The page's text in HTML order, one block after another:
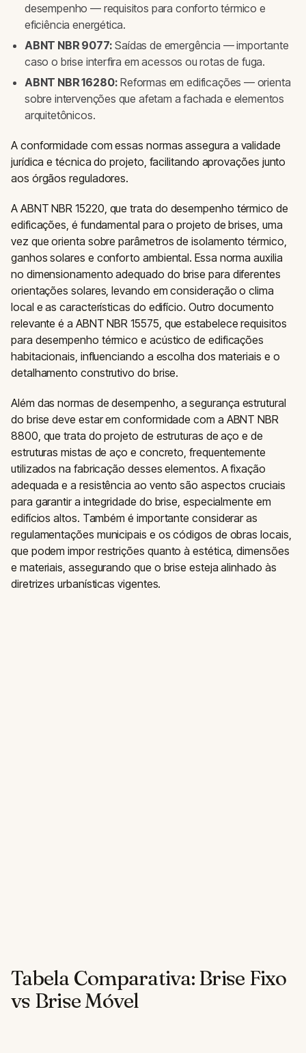
desempenho — requisitos para conforto térmico e
eficiência energética.
ABNT NBR 9077: Saídas de emergência — importante
caso o brise interfira em acessos ou rotas de fuga.
ABNT NBR 16280: Reformas em edificações — orienta
sobre intervenções que afetam a fachada e elementos
arquitetônicos.
A conformidade com essas normas assegura a validade
jurídica e técnica do projeto, facilitando aprovações junto
aos órgãos reguladores.
A ABNT NBR 15220, que trata do desempenho térmico de
edificações, é fundamental para o projeto de brises, uma
vez que orienta sobre parâmetros de isolamento térmico,
ganhos solares e conforto ambiental. Essa norma auxilia
no dimensionamento adequado do brise para diferentes
orientações solares, levando em consideração o clima
local e as características do edifício. Outro documento
relevante é a ABNT NBR 15575, que estabelece requisitos
para desempenho térmico e acústico de edificações
habitacionais, influenciando a escolha dos materiais e o
detalhamento construtivo do brise.
Além das normas de desempenho, a segurança estrutural
do brise deve estar em conformidade com a ABNT NBR
8800, que trata do projeto de estruturas de aço e de
estruturas mistas de aço e concreto, frequentemente
utilizados na fabricação desses elementos. A fixação
adequada e a resistência ao vento são aspectos cruciais
para garantir a integridade do brise, especialmente em
edifícios altos. Também é importante considerar as
regulamentações municipais e os códigos de obras locais,
que podem impor restrições quanto à estética, dimensões
e materiais, assegurando que o brise esteja alinhado às
diretrizes urbanísticas vigentes.
Tabela Comparativa: Brise Fixo
vs Brise Móvel